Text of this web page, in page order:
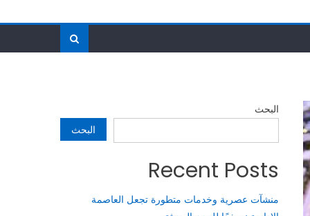
البحث
البحث
Recent Posts
منشآت عصرية وخدمات متطورة تجعل العاصمة